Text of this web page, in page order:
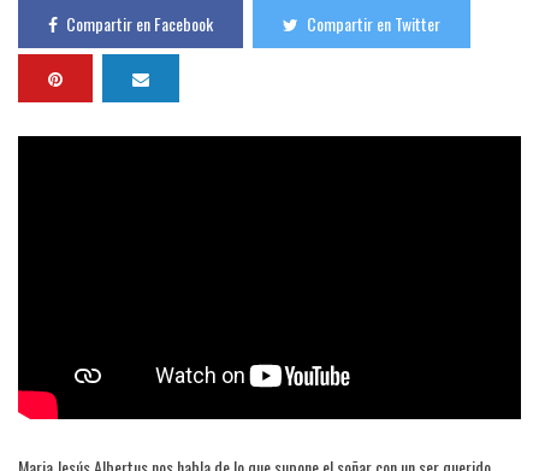
Compartir en Facebook Compartir en Twitter